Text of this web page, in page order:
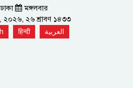
ঢাকা
মঙ্গলবার
২৬ শ্রাবণ ১৪৩৩
हिन्दी العربية